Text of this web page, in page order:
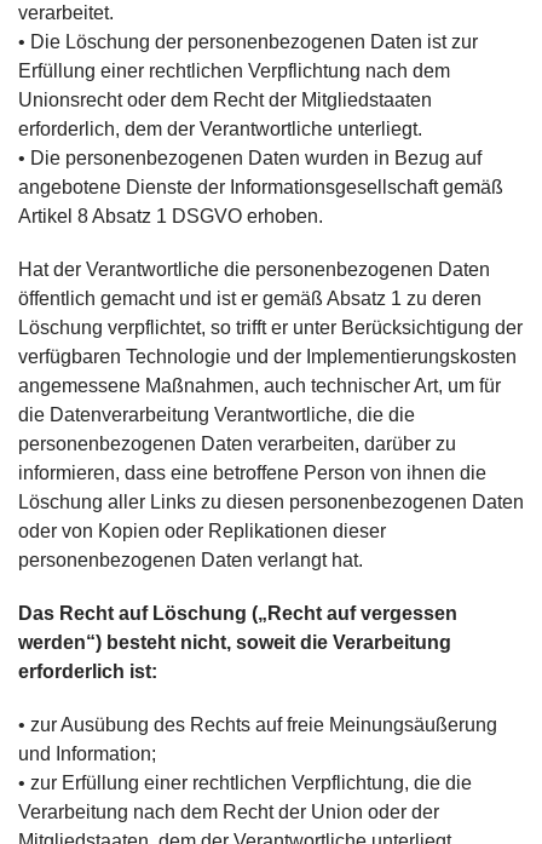
verarbeitet.
• Die Löschung der personenbezogenen Daten ist zur
Erfüllung einer rechtlichen Verpflichtung nach dem
Unionsrecht oder dem Recht der Mitgliedstaaten
erforderlich, dem der Verantwortliche unterliegt.
• Die personenbezogenen Daten wurden in Bezug auf
angebotene Dienste der Informationsgesellschaft gemäß
Artikel 8 Absatz 1 DSGVO erhoben.
Hat der Verantwortliche die personenbezogenen Daten
öffentlich gemacht und ist er gemäß Absatz 1 zu deren
Löschung verpflichtet, so trifft er unter Berücksichtigung der
verfügbaren Technologie und der Implementierungskosten
angemessene Maßnahmen, auch technischer Art, um für
die Datenverarbeitung Verantwortliche, die die
personenbezogenen Daten verarbeiten, darüber zu
informieren, dass eine betroffene Person von ihnen die
Löschung aller Links zu diesen personenbezogenen Daten
oder von Kopien oder Replikationen dieser
personenbezogenen Daten verlangt hat.
Das Recht auf Löschung („Recht auf vergessen
werden“) besteht nicht, soweit die Verarbeitung
erforderlich ist:
• zur Ausübung des Rechts auf freie Meinungsäußerung
und Information;
• zur Erfüllung einer rechtlichen Verpflichtung, die die
Verarbeitung nach dem Recht der Union oder der